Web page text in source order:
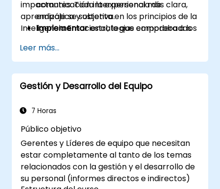
impactantes. Toda la experiencia de
aprendizaje se sustenta en los principios de la
Inteligencia Emocional, lo que empodera a los
empatía, conciencia e impacto.
comunicación interpersonal más clara,
empática y objetiva.
Implementarestrategias comprobadas
público y proyectar confianza.
Estructuraruna presentación
convincente con una apertura clara, un
flujo lógico y un cierre memorable.
atractiva, utilizando un lenguaje corporal
Identificarlos principios centrales de la
Inteligencia Emocional y utilizarlos para
fortalecer las relaciones profesionales.
Desarrollarun plan de acción personal
para seguir fomentando sus habilidades
Leer más...
Gestión y Desarrollo del Equipo
7 Horas
Público objetivo
Gerentes y Líderes de equipo que necesitan
estar completamente al tanto de los temas
relacionados con la gestión y el desarrollo de
su personal (informes directos e indirectos)